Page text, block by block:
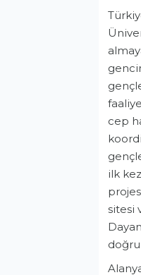
cep
ilk
sitesi